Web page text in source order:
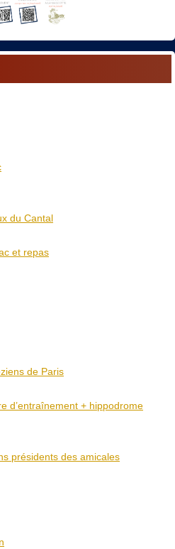
du Cantal
et repas
de Paris
d’entraînement + hippodrome
présidents des amicales